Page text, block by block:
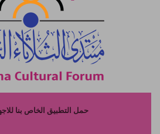
حمل التطبيق الخاص بنا